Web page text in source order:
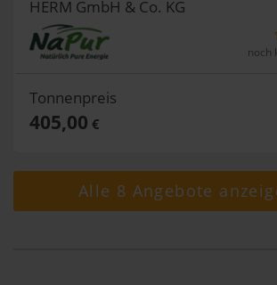
HERM GmbH & Co. KG
noch
Tonnenpreis
405,00 €
Alle 8 Angebote